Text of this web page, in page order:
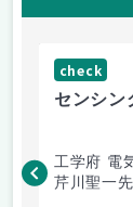
check
センシン
工学府 電
芹川聖一